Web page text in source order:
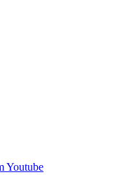
Youtube